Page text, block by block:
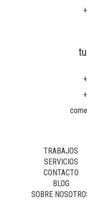
TRABAJOS
SERVICIOS
CONTACTO
BLOG
SOBRE